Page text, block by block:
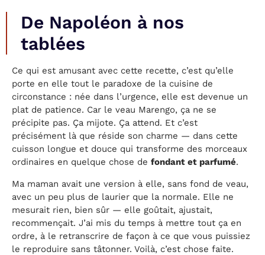
De Napoléon à nos
tablées
Ce qui est amusant avec cette recette, c’est qu’elle
porte en elle tout le paradoxe de la cuisine de
circonstance : née dans l’urgence, elle est devenue un
plat de patience. Car le veau Marengo, ça ne se
précipite pas. Ça mijote. Ça attend. Et c’est
précisément là que réside son charme — dans cette
cuisson longue et douce qui transforme des morceaux
ordinaires en quelque chose de fondant et parfumé.
Ma maman avait une version à elle, sans fond de veau,
avec un peu plus de laurier que la normale. Elle ne
mesurait rien, bien sûr — elle goûtait, ajustait,
recommençait. J’ai mis du temps à mettre tout ça en
ordre, à le retranscrire de façon à ce que vous puissiez
le reproduire sans tâtonner. Voilà, c’est chose faite.